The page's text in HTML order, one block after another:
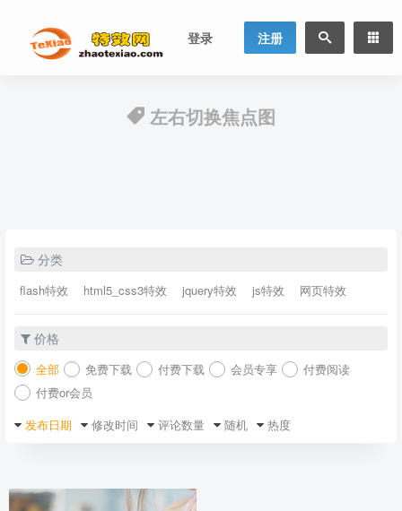
登录 注册
左右切换焦点图
分类
flash特效 html5_css3特效 jquery特效 js特效 网页特效
价格
全部 免费下载 付费下载 会员专享
付费阅读
付费or会员
发布日期
修改时间 评论数量 随机 热度